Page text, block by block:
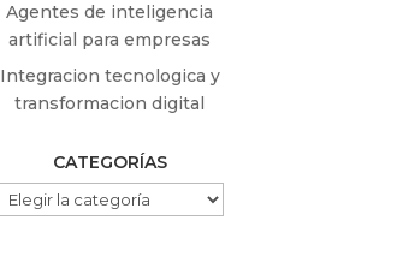
Agentes de inteligencia
artificial para empresas
Integracion tecnologica y
transformacion digital
CATEGORÍAS
CATEGORÍAS